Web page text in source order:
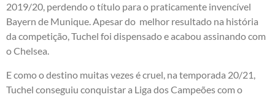
2019/20, perdendo o título para o praticamente invencível
Bayern de Munique. Apesar do melhor resultado na história
da competição, Tuchel foi dispensado e acabou assinando com
o Chelsea.
E como o destino muitas vezes é cruel, na temporada 20/21,
Tuchel conseguiu conquistar a Liga dos Campeões com o